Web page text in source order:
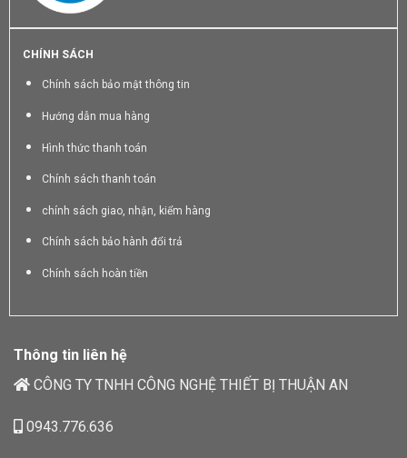
CHÍNH SÁCH
Chính sách bảo mật thông tin
Hướng dẫn mua hàng
Hình thức thanh toán
Chính sách thanh toán
chính sách giao, nhận, kiểm hàng
Chính sách bảo hành đổi trả
Chính sách hoàn tiền
Thông tin liên hệ
CÔNG TY TNHH CÔNG NGHỆ THIẾT BỊ THUẬN AN
0943.776.636